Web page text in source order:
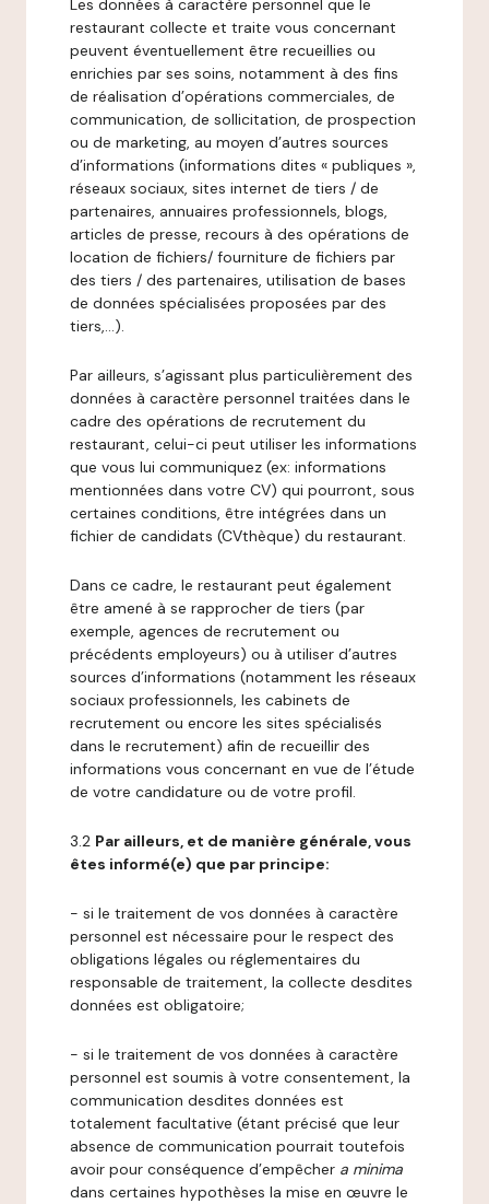
Les données à caractère personnel que le
restaurant collecte et traite vous concernant
peuvent éventuellement être recueillies ou
enrichies par ses soins, notamment à des fins
de réalisation d’opérations commerciales, de
communication, de sollicitation, de prospection
ou de marketing, au moyen d’autres sources
d’informations (informations dites « publiques »,
réseaux sociaux, sites internet de tiers / de
partenaires, annuaires professionnels, blogs,
articles de presse, recours à des opérations de
location de fichiers/ fourniture de fichiers par
des tiers / des partenaires, utilisation de bases
de données spécialisées proposées par des
tiers,…).
Par ailleurs, s’agissant plus particulièrement des
données à caractère personnel traitées dans le
cadre des opérations de recrutement du
restaurant, celui-ci peut utiliser les informations
que vous lui communiquez (ex: informations
mentionnées dans votre CV) qui pourront, sous
certaines conditions, être intégrées dans un
fichier de candidats (CVthèque) du restaurant.
Dans ce cadre, le restaurant peut également
être amené à se rapprocher de tiers (par
exemple, agences de recrutement ou
précédents employeurs) ou à utiliser d’autres
sources d’informations (notamment les réseaux
sociaux professionnels, les cabinets de
recrutement ou encore les sites spécialisés
dans le recrutement) afin de recueillir des
informations vous concernant en vue de l’étude
de votre candidature ou de votre profil.
3.2 Par ailleurs, et de manière générale, vous
êtes informé(e) que par principe:
- si le traitement de vos données à caractère
personnel est nécessaire pour le respect des
obligations légales ou réglementaires du
responsable de traitement, la collecte desdites
données est obligatoire;
- si le traitement de vos données à caractère
personnel est soumis à votre consentement, la
communication desdites données est
totalement facultative (étant précisé que leur
absence de communication pourrait toutefois
avoir pour conséquence d’empêcher a minima
dans certaines hypothèses la mise en œuvre le